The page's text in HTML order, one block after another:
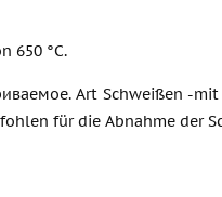
650 °C.
Art Schweißen -
für die Abnahme der